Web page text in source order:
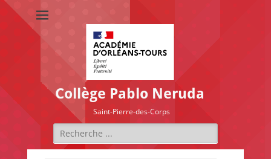
Collège Pablo Neruda
Saint-Pierre-des-Corps